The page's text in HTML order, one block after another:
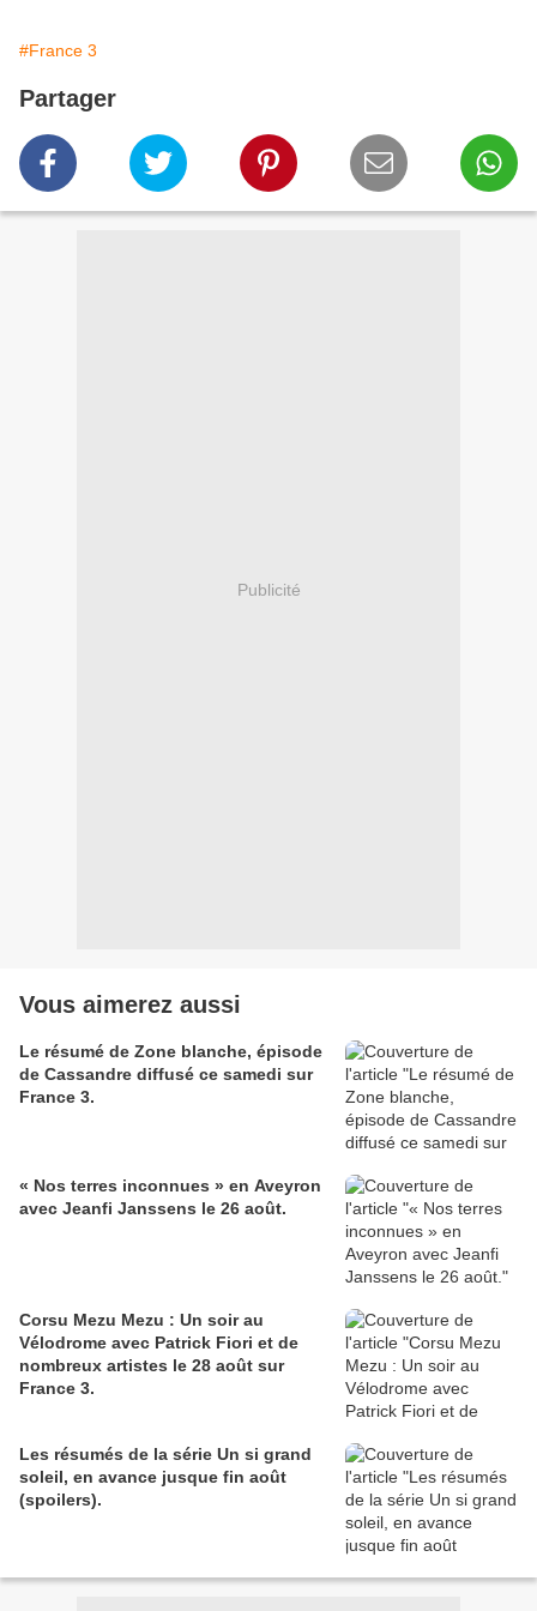
#France 3
Partager
Publicité
Vous aimerez aussi
Le résumé de Zone blanche, épisode
de Cassandre diffusé ce samedi sur
France 3.
« Nos terres inconnues » en Aveyron
avec Jeanfi Janssens le 26 août.
Corsu Mezu Mezu : Un soir au
Vélodrome avec Patrick Fiori et de
nombreux artistes le 28 août sur
France 3.
Les résumés de la série Un si grand
soleil, en avance jusque fin août
(spoilers).